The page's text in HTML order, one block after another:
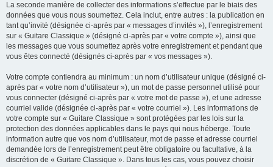
La seconde manière de collecter des informations s’effectue par le biais des
données que vous nous soumettez. Cela inclut, entre autres : la publication en
tant qu’invité (désignée ci-après par « messages d’invités »), l’enregistrement
sur « Guitare Classique » (désigné ci-après par « votre compte »), ainsi que
les messages que vous soumettez après votre enregistrement et pendant que
vous êtes connecté (désignés ci-après par « vos messages »).
Votre compte contiendra au minimum : un nom d’utilisateur unique (désigné ci-
après par « votre nom d’utilisateur »), un mot de passe personnel utilisé pour
vous connecter (désigné ci-après par « votre mot de passe »), et une adresse
courriel valide (désignée ci-après par « votre courriel »). Les informations de
votre compte sur « Guitare Classique » sont protégées par les lois sur la
protection des données applicables dans le pays qui nous héberge. Toute
information autre que vos nom d’utilisateur, mot de passe et adresse courriel
demandée lors de l’enregistrement peut être obligatoire ou facultative, à la
discrétion de « Guitare Classique ». Dans tous les cas, vous pouvez choisir